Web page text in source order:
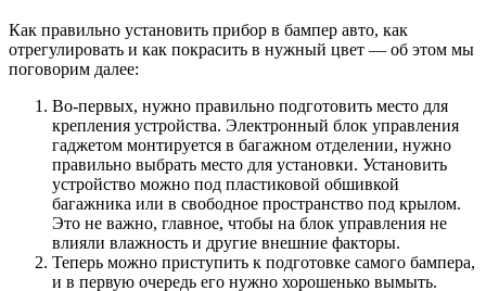
Как правильно установить прибор в бампер авто, как
отрегулировать и как покрасить в нужный цвет — об этом мы
поговорим далее:
Во-первых, нужно правильно подготовить место для
крепления устройства. Электронный блок управления
гаджетом монтируется в багажном отделении, нужно
правильно выбрать место для установки. Установить
устройство можно под пластиковой обшивкой
багажника или в свободное пространство под крылом.
Это не важно, главное, чтобы на блок управления не
влияли влажность и другие внешние факторы.
Теперь можно приступить к подготовке самого бампера,
и в первую очередь его нужно хорошенько вымыть.